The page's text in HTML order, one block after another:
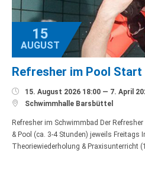
15
AUGUST
Refresher im Pool Start
 15. August 2026 18:00 — 7. April
 Schwimmhalle Barsbüttel
Refresher im Schwimmbad Der
& Pool (ca. 3-4 Stunden) jeweils Freitags
Theoriewiederholung & Praxisunterricht